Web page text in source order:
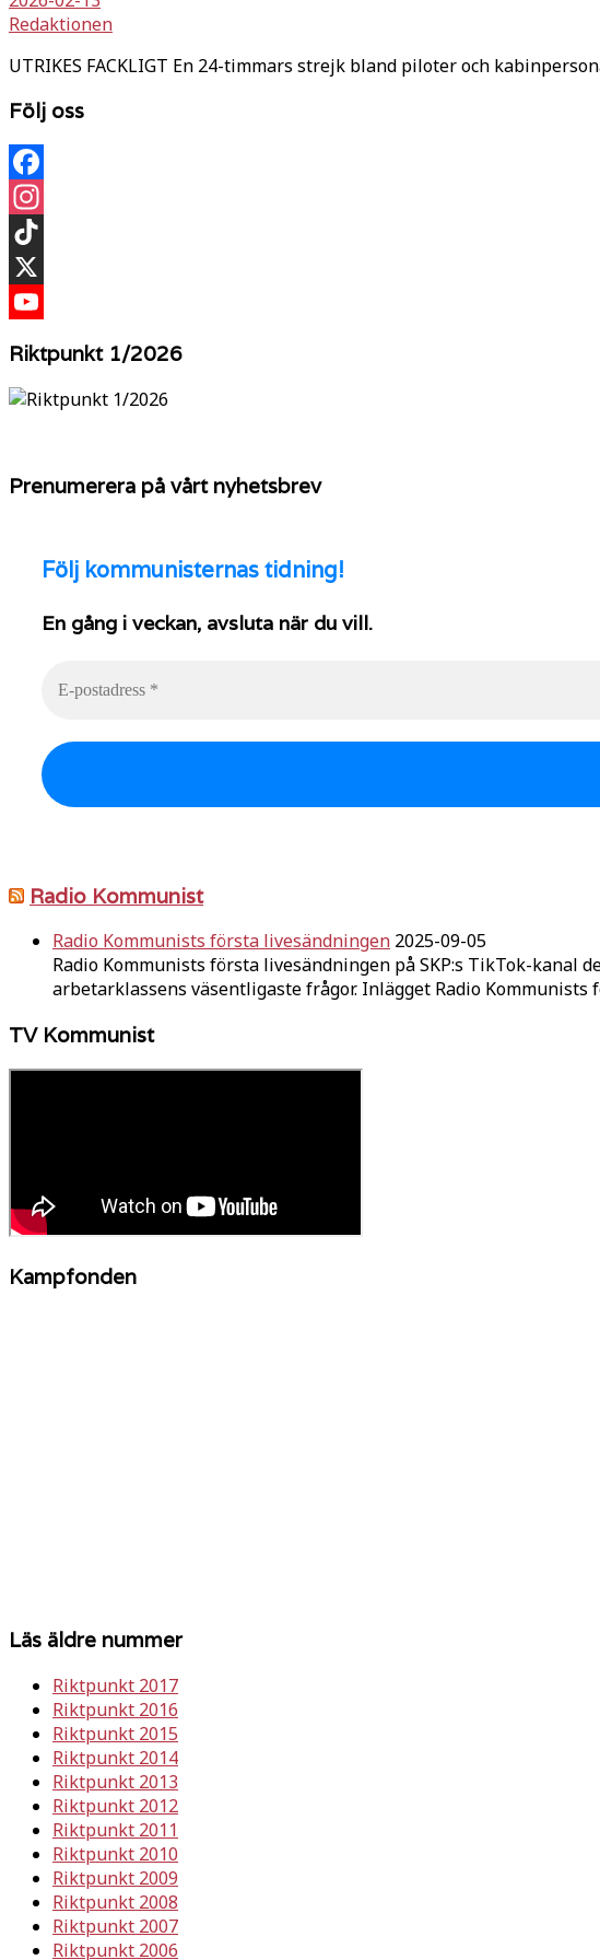
Redaktionen
UTRIKES FACKLIGT En 24-timmars strejk bland piloter och
Följ oss
Facebook
Instagram
TikTok
X
Riktpunkt 1/2026
Prenumerera på vårt nyhetsbrev
Följ kommunisternas tidning!
En gång i veckan, avsluta när du vill.
Radio Kommunist
Radio Kommunists första livesändningen 2025-09-05
Radio Kommunists första livesändningen på SKP:s TikTok-kanal
arbetarklassens väsentligaste frågor. Inlägget Radio
TV Kommunist
Kampfonden
Läs äldre nummer
Riktpunkt 2017
Riktpunkt 2016
Riktpunkt 2015
Riktpunkt 2014
Riktpunkt 2013
Riktpunkt 2012
Riktpunkt 2011
Riktpunkt 2010
Riktpunkt 2009
Riktpunkt 2008
Riktpunkt 2007
Riktpunkt 2006